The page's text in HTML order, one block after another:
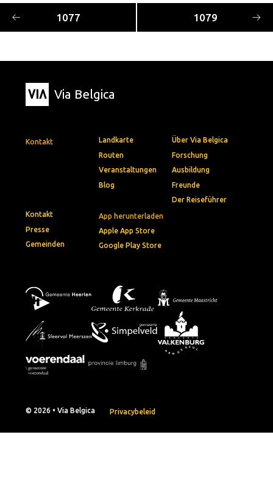
1077 1079
Via Belgica
Kontakt
App herunterladen
Apple App Store
Google Play Store
Landkarte
Routen
Veranstaltungen
Blog
Über Via Belgica
Forschung
Ausbildung
Freunde
Der Reiseführer
Kontakt
Presse
Gemeinden
© 2026 • Via Belgica Privacybeleid